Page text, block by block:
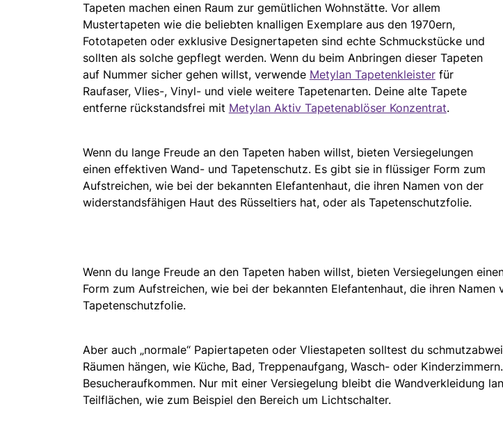
Tapeten machen einen Raum zur gemütlichen Wohnstätte. Vor allem
Mustertapeten wie die beliebten knalligen Exemplare aus den 1970ern,
Fototapeten oder exklusive Designertapeten sind echte Schmuckstücke und
sollten als solche gepflegt werden. Wenn du beim Anbringen dieser Tapeten
auf Nummer sicher gehen willst, verwende Metylan Tapetenkleisterfür
Raufaser, Vlies-, Vinyl- und viele weitere Tapetenarten. Deine alte Tapete
entferne rückstandsfrei mit Metylan Aktiv Tapetenablöser Konzentrat.
Wenn du lange Freude an den Tapeten haben willst, bieten Versiegelungen
einen effektiven Wand- und Tapetenschutz. Es gibt sie in flüssiger Form zum
Aufstreichen, wie bei der bekannten Elefantenhaut, die ihren Namen von der
widerstandsfähigen Haut des Rüsseltiers hat, oder als Tapetenschutzfolie.
Wenn du lange Freude an den Tapeten haben willst, bieten Versiegelungen
Form zum Aufstreichen, wie bei der bekannten Elefantenhaut, die ihren
Tapetenschutzfolie.
Aber auch „normale“ Papiertapeten oder Vliestapeten solltest du
Räumen hängen, wie Küche, Bad, Treppenaufgang, Wasch- oder
Besucheraufkommen. Nur mit einer Versiegelung bleibt die Wandverkleidung
Teilflächen, wie zum Beispiel den Bereich um Lichtschalter.